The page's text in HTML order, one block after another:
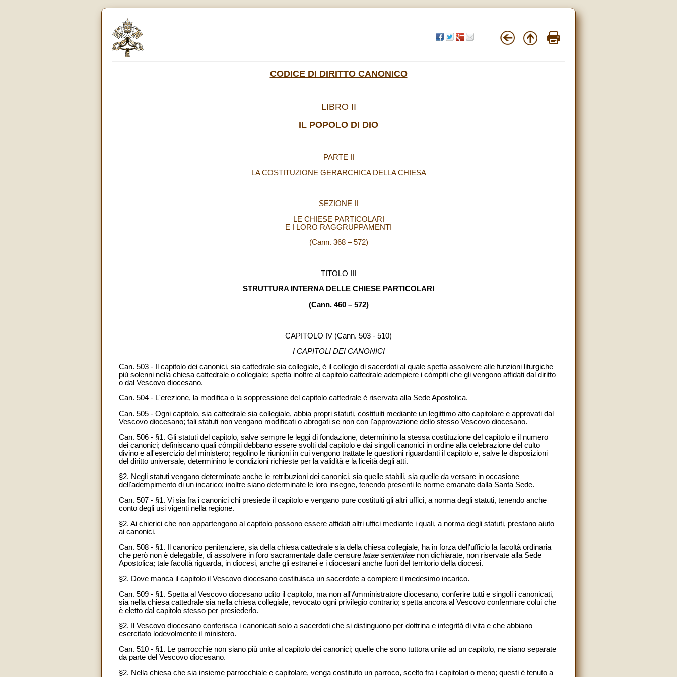
CODICE DI DIRITTO CANONICO
LIBRO II
IL POPOLO DI DIO
PARTE II
LA COSTITUZIONE GERARCHICA DELLA CHIESA
SEZIONE II
LE CHIESE PARTICOLARI
E I LORO RAGGRUPPAMENTI
(Cann. 368 – 572)
TITOLO III
STRUTTURA INTERNA DELLE CHIESE PARTICOLARI
(Cann. 460 – 572)
CAPITOLO IV (Cann. 503 - 510)
I CAPITOLI DEI CANONICI
Can. 503 - Il capitolo dei canonici, sia cattedrale sia collegiale, è il collegio di sacerdoti al quale spetta assolvere alle funzioni liturgiche
più solenni nella chiesa cattedrale o collegiale; spetta inoltre al capitolo cattedrale adempiere i cómpiti che gli vengono affidati dal diritto
o dal Vescovo diocesano.
Can. 504 - L'erezione, la modifica o la soppressione del capitolo cattedrale è riservata alla Sede Apostolica.
Can. 505 - Ogni capitolo, sia cattedrale sia collegiale, abbia propri statuti, costituiti mediante un legittimo atto capitolare e approvati dal
Vescovo diocesano; tali statuti non vengano modificati o abrogati se non con l'approvazione dello stesso Vescovo diocesano.
Can. 506 - §1. Gli statuti del capitolo, salve sempre le leggi di fondazione, determinino la stessa costituzione del capitolo e il numero
dei canonici; definiscano quali cómpiti debbano essere svolti dal capitolo e dai singoli canonici in ordine alla celebrazione del culto
divino e all'esercizio del ministero; regolino le riunioni in cui vengono trattate le questioni riguardanti il capitolo e, salve le disposizioni
del diritto universale, determinino le condizioni richieste per la validità e la liceità degli atti.
§2. Negli statuti vengano determinate anche le retribuzioni dei canonici, sia quelle stabili, sia quelle da versare in occasione
dell'adempimento di un incarico; inoltre siano determinate le loro insegne, tenendo presenti le norme emanate dalla Santa Sede.
Can. 507 - §1. Vi sia fra i canonici chi presiede il capitolo e vengano pure costituiti gli altri uffici, a norma degli statuti, tenendo anche
conto degli usi vigenti nella regione.
§2. Ai chierici che non appartengono al capitolo possono essere affidati altri uffici mediante i quali, a norma degli statuti, prestano aiuto
ai canonici.
Can. 508 - §1. Il canonico penitenziere, sia della chiesa cattedrale sia della chiesa collegiale, ha in forza dell'ufficio la facoltà ordinaria
che però non è delegabile, di assolvere in foro sacramentale dalle censure latae sententiae non dichiarate, non riservate alla Sede
Apostolica; tale facoltà riguarda, in diocesi, anche gli estranei e i diocesani anche fuori del territorio della diocesi.
§2. Dove manca il capitolo il Vescovo diocesano costituisca un sacerdote a compiere il medesimo incarico.
Can. 509 - §1. Spetta al Vescovo diocesano udito il capitolo, ma non all'Amministratore diocesano, conferire tutti e singoli i canonicati,
sia nella chiesa cattedrale sia nella chiesa collegiale, revocato ogni privilegio contrario; spetta ancora al Vescovo confermare colui che
è eletto dal capitolo stesso per presiederlo.
§2. Il Vescovo diocesano conferisca i canonicati solo a sacerdoti che si distinguono per dottrina e integrità di vita e che abbiano
esercitato lodevolmente il ministero.
Can. 510 - §1. Le parrocchie non siano più unite al capitolo dei canonici; quelle che sono tuttora unite ad un capitolo, ne siano separate
da parte del Vescovo diocesano.
§2. Nella chiesa che sia insieme parrocchiale e capitolare, venga costituito un parroco, scelto fra i capitolari o meno; questi è tenuto a